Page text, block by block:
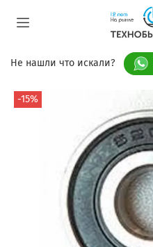
Не нашли что искали?
-15%